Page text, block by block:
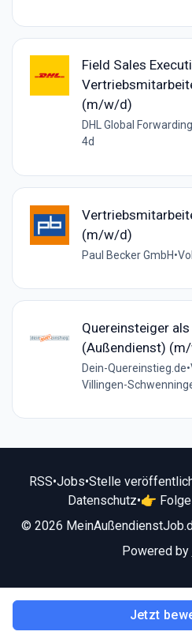
Jetzt
Field Sales
(m/w/d)
DHL Global Forwarding
4d
(m/w/d)
Paul Becker GmbH•
Quereinsteiger
(Außendienst)
Dein-Quereinstieg.de•
Villingen-
RSS•Jobs•Stelle
Datenschutz•👉
© 2026
Powered by